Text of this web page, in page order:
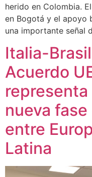
herido en Colombia.
en Bogotá y el apoyo
una importante señal
Italia-Brasil
Acuerdo
nueva
entre
Latina